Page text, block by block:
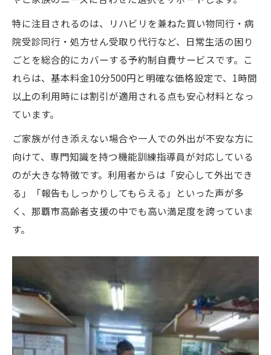
特に注目されるのは、リハビリを兼ねた買い物同行・病
院受診同行・処方せん受取り代行など、日常生活の困り
ごとを総合的にカバーする予約制自費サービスです。こ
れらは、基本料金10分500円と明確な価格設定で、1時間
以上の利用時には割引が適用される点も安心材料となっ
ています。
ご家族が付き添えない場合や一人での外出が不安な方に
向けて、専門知識を持つ機能訓練指導員が対応している
のが大きな特徴です。利用者からは「安心して外出でき
る」「報告もしっかりしてもらえる」といった声が多
く、那覇市高齢者支援の中でも高い満足度を誇っていま
す。